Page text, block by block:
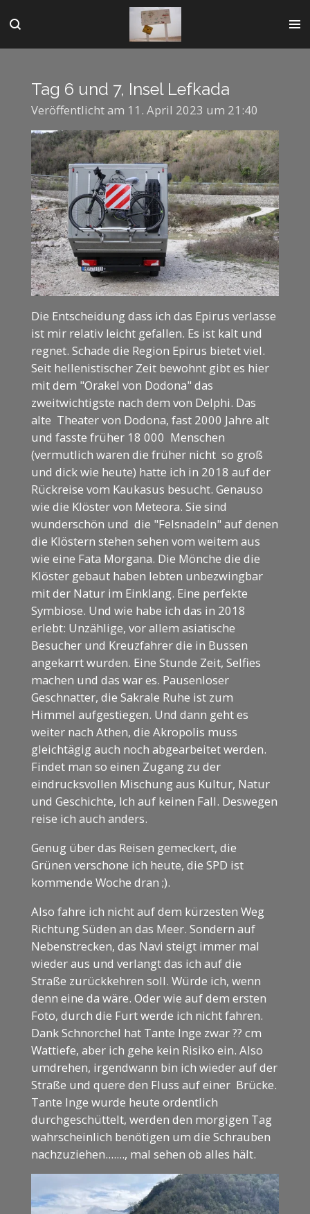
Hauptinhalt
springen
Tag 6 und 7, Insel Lefkada
Veröffentlicht am 11. April 2023 um 21:40
Die Entscheidung dass ich das Epirus verlasse
ist mir relativ leicht gefallen. Es ist kalt und
regnet. Schade die Region Epirus bietet viel.
Seit hellenistischer Zeit bewohnt gibt es hier
mit dem "Orakel von Dodona" das
zweitwichtigste nach dem von Delphi. Das
alte Theater von Dodona, fast 2000 Jahre alt
und fasste früher 18 000 Menschen
(vermutlich waren die früher nicht so groß
und dick wie heute) hatte ich in 2018 auf der
Rückreise vom Kaukasus besucht. Genauso
wie die Klöster von Meteora. Sie sind
wunderschön und die "Felsnadeln" auf denen
die Klöstern stehen sehen vom weitem aus
wie eine Fata Morgana. Die Mönche die die
Klöster gebaut haben lebten unbezwingbar
mit der Natur im Einklang. Eine perfekte
Symbiose. Und wie habe ich das in 2018
erlebt: Unzählige, vor allem asiatische
Besucher und Kreuzfahrer die in Bussen
angekarrt wurden. Eine Stunde Zeit, Selfies
machen und das war es. Pausenloser
Geschnatter, die Sakrale Ruhe ist zum
Himmel aufgestiegen. Und dann geht es
weiter nach Athen, die Akropolis muss
gleichtägig auch noch abgearbeitet werden.
Findet man so einen Zugang zu der
eindrucksvollen Mischung aus Kultur, Natur
und Geschichte, Ich auf keinen Fall. Deswegen
reise ich auch anders.
Genug über das Reisen gemeckert, die
Grünen verschone ich heute, die SPD ist
kommende Woche dran ;).
Also fahre ich nicht auf dem kürzesten Weg
Richtung Süden an das Meer. Sondern auf
Nebenstrecken, das Navi steigt immer mal
wieder aus und verlangt das ich auf die
Straße zurückkehren soll. Würde ich, wenn
denn eine da wäre. Oder wie auf dem ersten
Foto, durch die Furt werde ich nicht fahren.
Dank Schnorchel hat Tante Inge zwar ?? cm
Wattiefe, aber ich gehe kein Risiko ein. Also
umdrehen, irgendwann bin ich wieder auf der
Straße und quere den Fluss auf einer Brücke.
Tante Inge wurde heute ordentlich
durchgeschüttelt, werden den morgigen Tag
wahrscheinlich benötigen um die Schrauben
nachzuziehen......., mal sehen ob alles hält.